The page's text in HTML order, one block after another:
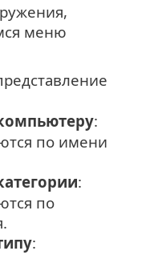
меню
:
по имени
:
по
: